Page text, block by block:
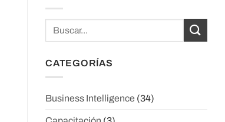
CATEGORÍAS
Business Intelligence (34)